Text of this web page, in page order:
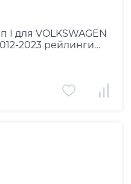
I для VOLKSWAGEN
2023 рейлинги